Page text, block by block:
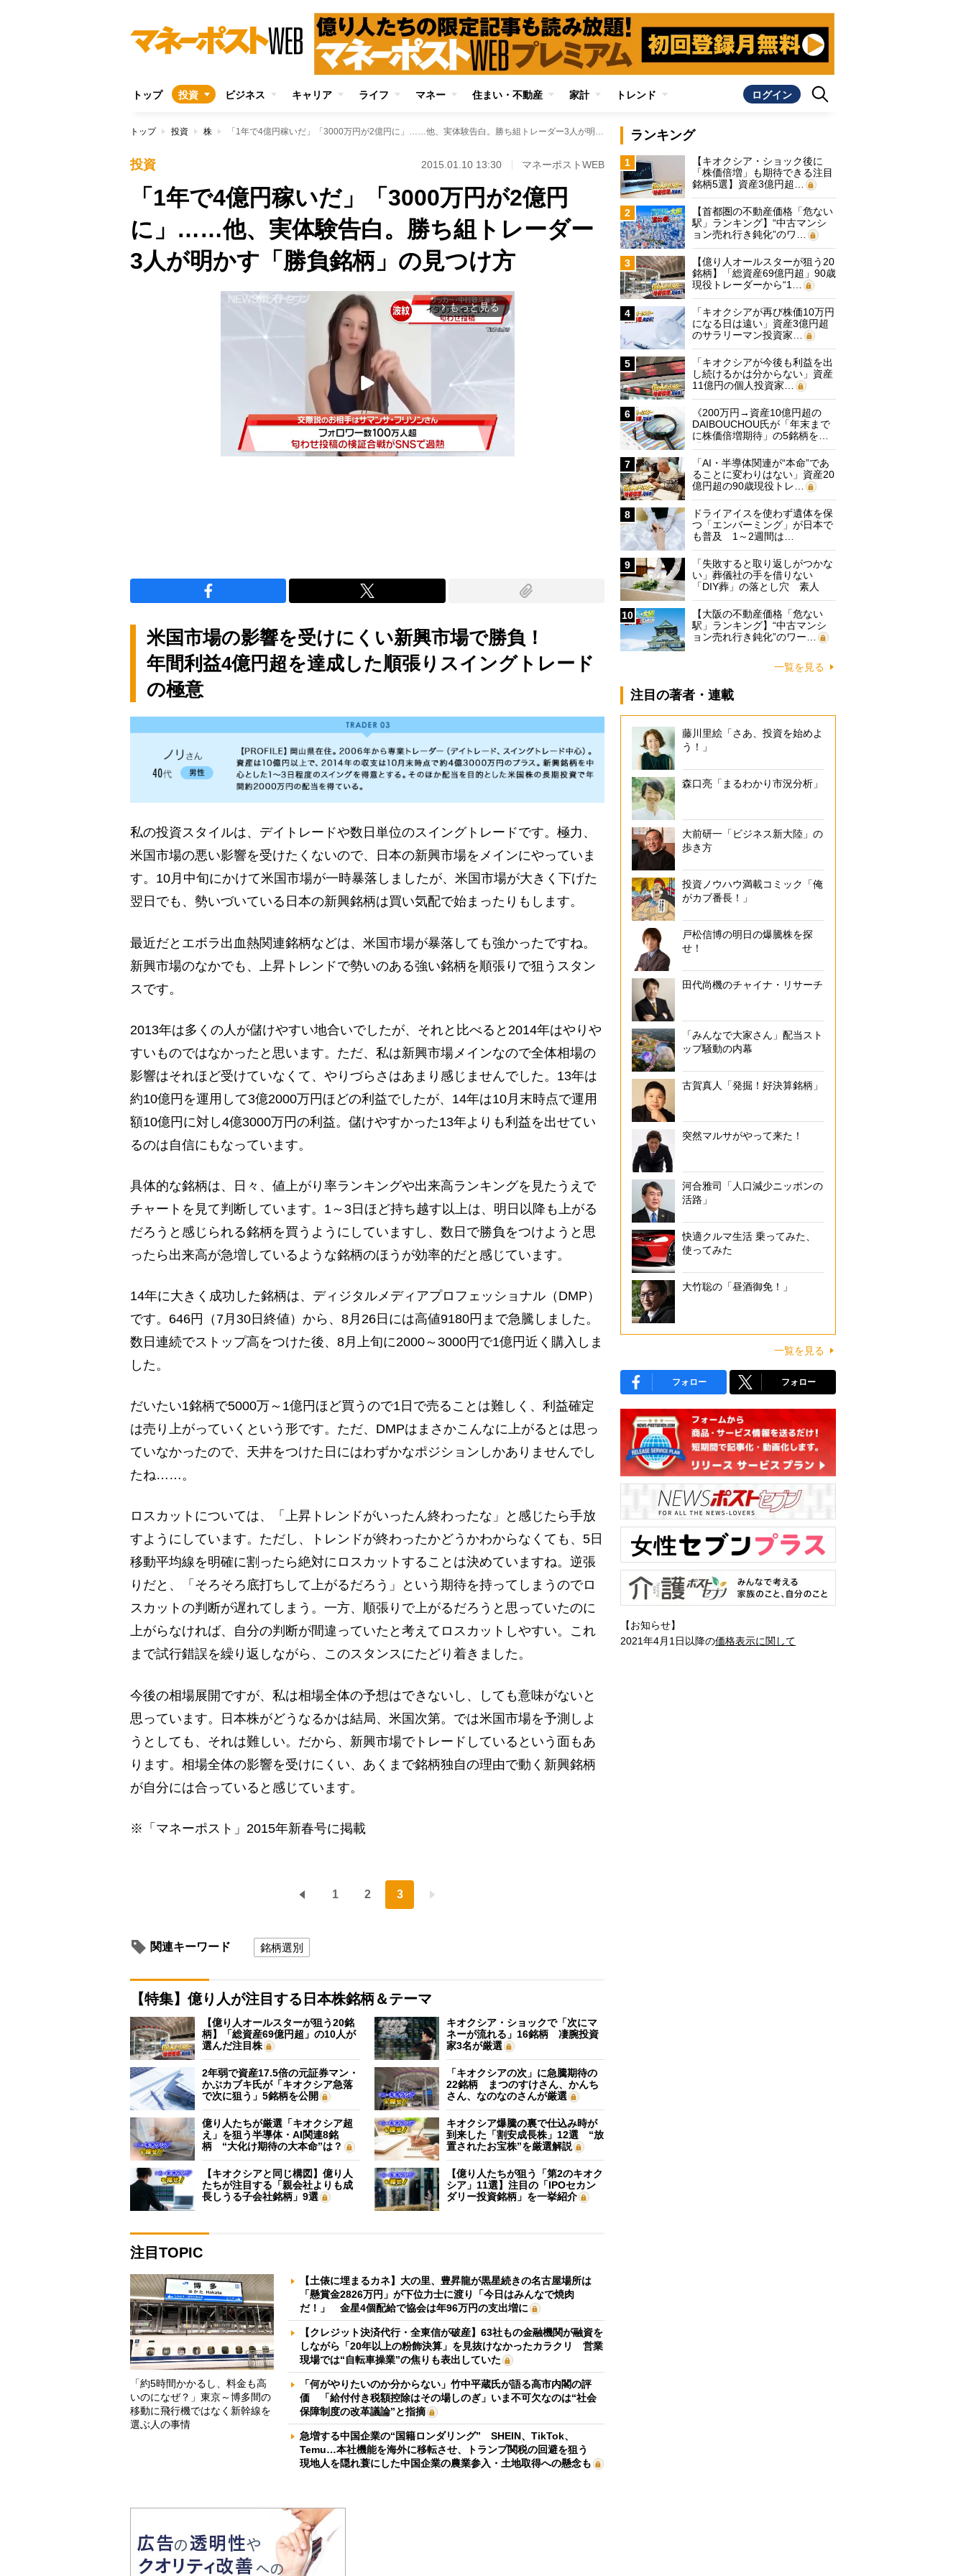
トップ 投資 ビジネス キャリア ライフ マネー 住まい・不動産 家計 トレンド ログイン
トップ 投資 株 「1年で4億円稼いだ」「3000万円が2億円に」……他、実体験告白。勝ち組トレーダー3人が明かす「勝負銘柄」の見つけ方
投資 2015.01.10 13:30 マネーポストWEB
「1年で4億円稼いだ」「3000万円が2億円
に」……他、実体験告白。勝ち組トレーダー
3人が明かす「勝負銘柄」の見つけ方
arrow_forward_ios もっと見る
米国市場の影響を受けにくい新興市場で勝負！
年間利益4億円超を達成した順張りスイングトレード
の極意
私の投資スタイルは、デイトレードや数日単位のスイングトレードです。極力、
米国市場の悪い影響を受けたくないので、日本の新興市場をメインにやっていま
す。10月中旬にかけて米国市場が一時暴落しましたが、米国市場が大きく下げた
翌日でも、勢いづいている日本の新興銘柄は買い気配で始まったりもします。
最近だとエボラ出血熱関連銘柄などは、米国市場が暴落しても強かったですね。
新興市場のなかでも、上昇トレンドで勢いのある強い銘柄を順張りで狙うスタン
スです。
2013年は多くの人が儲けやすい地合いでしたが、それと比べると2014年はやりや
すいものではなかったと思います。ただ、私は新興市場メインなので全体相場の
影響はそれほど受けていなくて、やりづらさはあまり感じませんでした。13年は
約10億円を運用して3億2000万円ほどの利益でしたが、14年は10月末時点で運用
額10億円に対し4億3000万円の利益。儲けやすかった13年よりも利益を出せてい
るのは自信にもなっています。
具体的な銘柄は、日々、値上がり率ランキングや出来高ランキングを見たうえで
チャートを見て判断しています。1～3日ほど持ち越す以上は、明日以降も上がる
だろうと感じられる銘柄を買うようにしていますし、数日で勝負をつけようと思
ったら出来高が急増しているような銘柄のほうが効率的だと感じています。
14年に大きく成功した銘柄は、ディジタルメディアプロフェッショナル（DMP）
です。646円（7月30日終値）から、8月26日には高値9180円まで急騰しました。
数日連続でストップ高をつけた後、8月上旬に2000～3000円で1億円近く購入しま
した。
だいたい1銘柄で5000万～1億円ほど買うので1日で売ることは難しく、利益確定
は売り上がっていくという形です。ただ、DMPはまさかこんなに上がるとは思っ
ていなかったので、天井をつけた日にはわずかなポジションしかありませんでし
たね……。
ロスカットについては、「上昇トレンドがいったん終わったな」と感じたら手放
すようにしています。ただし、トレンドが終わったかどうかわからなくても、5日
移動平均線を明確に割ったら絶対にロスカットすることは決めていますね。逆張
りだと、「そろそろ底打ちして上がるだろう」という期待を持ってしまうのでロ
スカットの判断が遅れてしまう。一方、順張りで上がるだろうと思っていたのに
上がらなければ、自分の判断が間違っていたと考えてロスカットしやすい。これ
まで試行錯誤を繰り返しながら、このスタンスにたどり着きました。
今後の相場展開ですが、私は相場全体の予想はできないし、しても意味がないと
思っています。日本株がどうなるかは結局、米国次第。では米国市場を予測しよ
うとしても、それは難しい。だから、新興市場でトレードしているという面もあ
ります。相場全体の影響を受けにくい、あくまで銘柄独自の理由で動く新興銘柄
が自分には合っていると感じています。
※「マネーポスト」2015年新春号に掲載
1 2 3
関連キーワード 銘柄選別
【特集】億り人が注目する日本株銘柄＆テーマ
【億り人オールスターが狙う20銘
柄】「総資産69億円超」の10人が
選んだ注目株
キオクシア・ショックで「次にマ
ネーが流れる」16銘柄 凄腕投資
家3名が厳選
2年弱で資産17.5倍の元証券マン・
かぶカブキ氏が「キオクシア急落
で次に狙う」5銘柄を公開
「キオクシアの次」に急騰期待の
22銘柄 まつのすけさん、かんち
さん、なのなのさんが厳選
億り人たちが厳選「キオクシア超
え」を狙う半導体・AI関連8銘
柄 “大化け期待の大本命”は？
キオクシア爆騰の裏で仕込み時が
到来した「割安成長株」12選 “放
置されたお宝株”を厳選解説
【キオクシアと同じ構図】億り人
たちが注目する「親会社よりも成
長しうる子会社銘柄」9選
【億り人たちが狙う「第2のキオク
シア」11選】注目の「IPOセカン
ダリー投資銘柄」を一挙紹介
注目TOPIC
「約5時間かかるし、料金も高
いのになぜ？」東京～博多間の
移動に飛行機ではなく新幹線を
選ぶ人の事情
【土俵に埋まるカネ】大の里、豊昇龍が黒星続きの名古屋場所は
「懸賞金2826万円」が下位力士に渡り「今日はみんなで焼肉
だ！」 金星4個配給で協会は年96万円の支出増に
【クレジット決済代行・全東信が破産】63社もの金融機関が融資を
しながら「20年以上の粉飾決算」を見抜けなかったカラクリ 営業
現場では“自転車操業”の焦りも表出していた
「何がやりたいのか分からない」竹中平蔵氏が語る高市内閣の評
価 「給付付き税額控除はその場しのぎ」いま不可欠なのは“社会
保障制度の改革議論”と指摘
急増する中国企業の“国籍ロンダリング” SHEIN、TikTok、
Temu…本社機能を海外に移転させ、トランプ関税の回避を狙う
現地人を隠れ蓑にした中国企業の農業参入・土地取得への懸念も
ランキング
1
【キオクシア・ショック後に
「株価倍増」も期待できる注目
銘柄5選】資産3億円超…
2
【首都圏の不動産価格「危ない
駅」ランキング】“中古マンシ
ョン売れ行き鈍化”のワ…
3
【億り人オールスターが狙う20
銘柄】「総資産69億円超」90歳
現役トレーダーから“1…
4
「キオクシアが再び株価10万円
になる日は遠い」資産3億円超
のサラリーマン投資家…
5
「キオクシアが今後も利益を出
し続けるかは分からない」資産
11億円の個人投資家…
6
《200万円→資産10億円超の
DAIBOUCHOU氏が「年末まで
に株価倍増期待」の5銘柄を…
7
「AI・半導体関連が“本命”であ
ることに変わりはない」資産20
億円超の90歳現役トレ…
8
ドライアイスを使わず遺体を保
つ「エンバーミング」が日本で
も普及 1～2週間は…
9
「失敗すると取り返しがつかな
い」葬儀社の手を借りない
「DIY葬」の落とし穴 素人
に…
10
【大阪の不動産価格「危ない
駅」ランキング】“中古マンシ
ョン売れ行き鈍化”のワー…
一覧を見る
注目の著者・連載
藤川里絵「さあ、投資を始めよ
う！」
森口亮「まるわかり市況分析」
大前研一「ビジネス新大陸」の
歩き方
投資ノウハウ満載コミック「俺
がカブ番長！」
戸松信博の明日の爆騰株を探
せ！
田代尚機のチャイナ・リサーチ
「みんなで大家さん」配当スト
ップ騒動の内幕
古賀真人「発掘！好決算銘柄」
突然マルサがやって来た！
河合雅司「人口減少ニッポンの
活路」
快適クルマ生活 乗ってみた、
使ってみた
大竹聡の「昼酒御免！」
一覧を見る
フォロー フォロー
【お知らせ】
2021年4月1日以降の価格表示に関して